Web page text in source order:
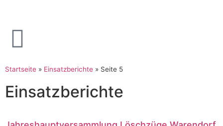
Startseite » Einsatzberichte » Seite 5
Einsatzberichte